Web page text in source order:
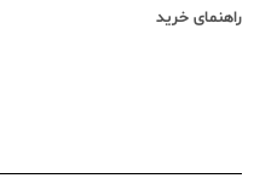
راهنمای خرید